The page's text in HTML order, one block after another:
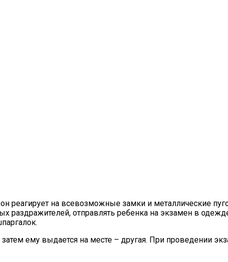
реагирует на всевозможные замки и металлические
раздражителей, отправлять ребенка на экзамен в
ему выдается на месте – другая. При проведении